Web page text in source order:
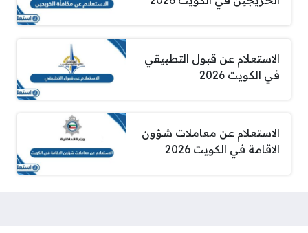
الاستعلام عن قبول التطبيقي
في الكويت 2026
الاستعلام عن معاملات شؤون
الاقامة في الكويت 2026